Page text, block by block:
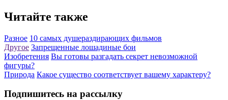
Читайте также
Разное 10 самых душераздирающих фильмов
Другое Запрещенные лошадиные бои
Изобретения Вы готовы разгадать секрет невозможной
фигуры?
Природа Какое существо соответствует вашему характеру?
Подпишитесь на рассылку